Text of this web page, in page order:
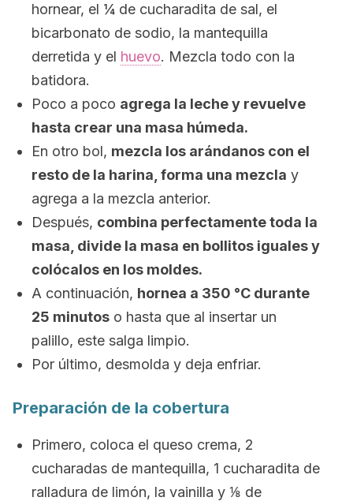
hornear, el ¼ de cucharadita de sal, el
bicarbonato de sodio, la mantequilla
derretida y el huevo. Mezcla todo con la
batidora.
Poco a poco agrega la leche y revuelve
hasta crear una masa húmeda.
En otro bol, mezcla los arándanos con el
resto de la harina, forma una mezcla y
agrega a la mezcla anterior.
Después, combina perfectamente toda la
masa, divide la masa en bollitos iguales y
colócalos en los moldes.
A continuación, hornea a 350 °C durante
25 minutos o hasta que al insertar un
palillo, este salga limpio.
Por último, desmolda y deja enfriar.
Preparación de la cobertura
Primero, coloca el queso crema, 2
cucharadas de mantequilla, 1 cucharadita de
ralladura de limón, la vainilla y ⅛ de